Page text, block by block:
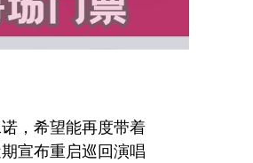
，希望能再度带着
宣布重启巡回演唱